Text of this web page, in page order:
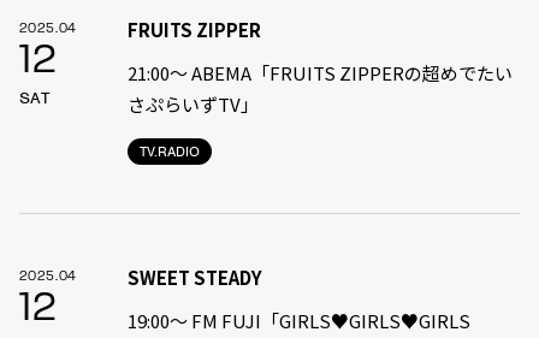
2025.04
12
SAT
TV.RADIO
FRUITS ZIPPER
21:00〜 ABEMA「FRUITS ZIPPERの超めでたい
さぷらいずTV」
2025.04
12
SWEET STEADY
19:00〜 FM FUJI「GIRLS♥GIRLS♥GIRLS